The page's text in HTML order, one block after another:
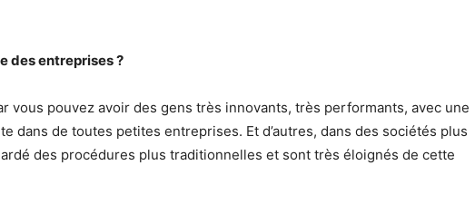
des entreprises ?
vous pouvez avoir des gens très innovants, très performants, avec une
dans de toutes petites entreprises. Et d’autres, dans des sociétés plus
des procédures plus traditionnelles et sont très éloignés de cette